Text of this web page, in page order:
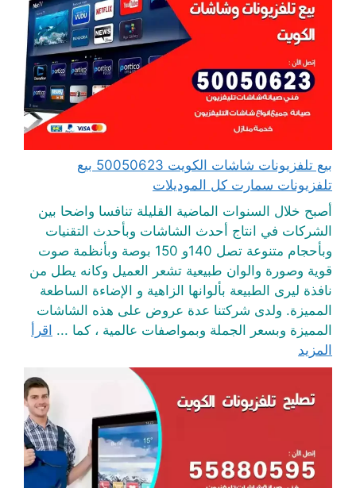
بيع تلفزيونات شاشات الكويت 50050623 بيع
تلفزيونات سمارت كل الموديلات
أصبح خلال السنوات الماضية القليلة تنافسا واضحا بين
الشركات في انتاج أحدث الشاشات وبأحدث التقنيات
وبأحجام متنوعة تصل 140و 150 بوصة وبأنظمة صوت
قوية وصورة والوان طبيعية تشعر العميل وكانه يطل من
نافذة ليرى الطبيعة بألوانها الزاهية و الإضاءة الساطعة
المميزة. ولدى شركتنا عدة عروض على هذه الشاشات
المميزة وبسعر الجملة وبمواصفات عالمية ، كما ... اقرأ
المزيد